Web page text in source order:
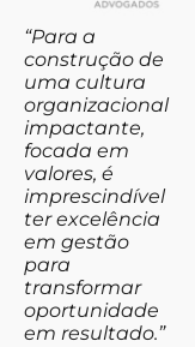
“Para a
construção de
uma cultura
organizacional
impactante,
focada em
valores, é
imprescindível
ter excelência
em gestão
para
transformar
oportunidade
em resultado.”